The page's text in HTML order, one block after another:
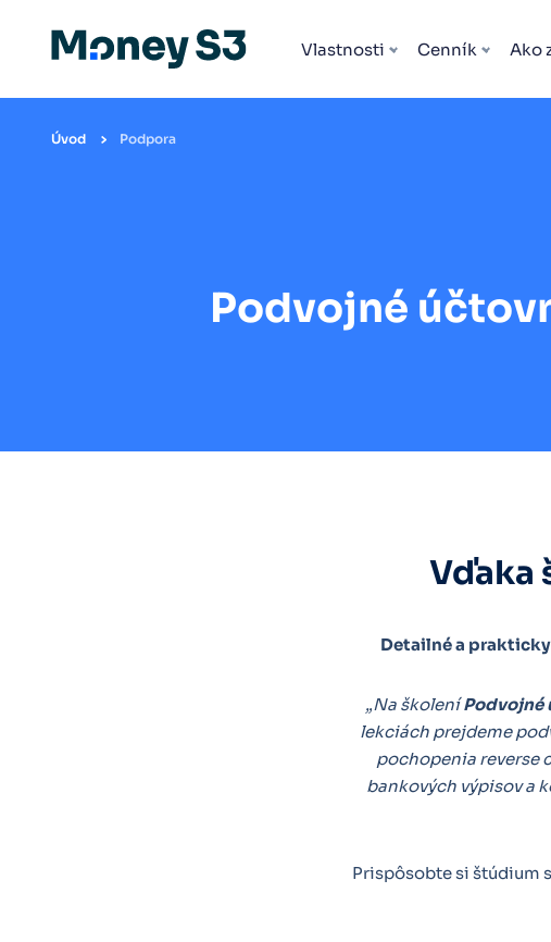
Vlastnosti Cenník Ako
Úvod Podpora
Podvojné
Vďaka
Detailné a
„Na školeníPodvojné
lekciách prejdeme
pochopenia reverse
bankových výpisov a
Prispôsobte si štúdium